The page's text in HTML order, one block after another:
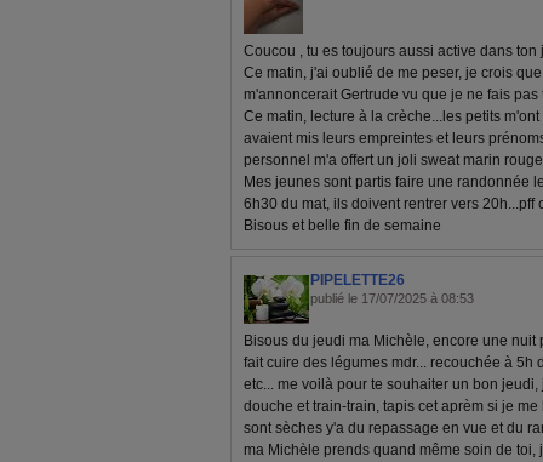
Coucou , tu es toujours aussi active dans
Ce matin, j'ai oublié de me peser, je crois
m'annoncerait Gertrude vu que je ne fais
Ce matin, lecture à la crèche...les petits
avaient mis leurs empreintes et leurs
personnel m'a offert un joli sweat marin
Mes jeunes sont partis faire une randonnée
6h30 du mat, ils doivent rentrer vers 20h...pff
Bisous et belle fin de semaine
PIPELETTE26
publié le 17/07/2025 à 08:53
Bisous du jeudi ma Michèle, encore une
fait cuire des légumes mdr... recouchée à 5h
etc... me voilà pour te souhaiter un bon
douche et train-train, tapis cet aprèm si je
sont sèches y'a du repassage en vue et du
ma Michèle prends quand même soin de